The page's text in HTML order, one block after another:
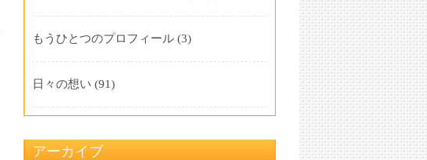
もうひとつのプロフィール (3)
日々の想い (91)
アーカイブ